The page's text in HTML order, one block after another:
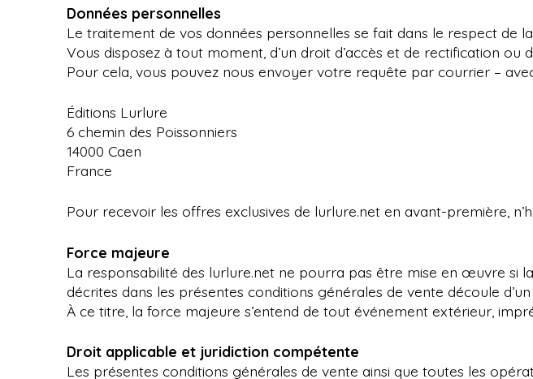
Données personnelles
Le traitement de vos données personnelles se fait dans le respect de
Vous disposez à tout moment, d’un droit d’accès et de rectification
Pour cela, vous pouvez nous envoyer votre requête par courrier –
Éditions Lurlure
6 chemin des Poissonniers
14000 Caen
France
Pour recevoir les offres exclusives de lurlure.net en avant-première,
Force majeure
La responsabilité des lurlure.net ne pourra pas être mise en œuvre si
décrites dans les présentes conditions générales de vente découle
À ce titre, la force majeure s’entend de tout événement extérieur,
Droit applicable et juridiction compétente
Les présentes conditions générales de vente ainsi que toutes les